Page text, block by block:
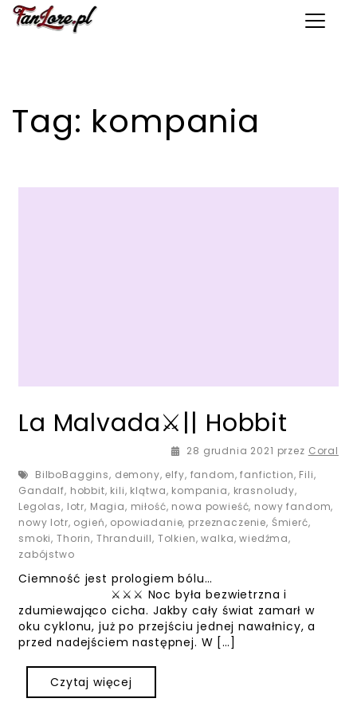
Toggle
Tag: kompania
La Malvada⚔️|| Hobbit
28 grudnia 2021 przez Coral
BilboBaggins, demony, elfy, fandom,fanfiction, Fili,
Gandalf, hobbit, kili, klątwa, kompania, krasnoludy,
Legolas, lotr, Magia, miłość, nowa powieść, nowy fandom,
nowy lotr, ogień, opowiadanie, przeznaczenie, Śmierć,
smoki, Thorin, Thranduill, Tolkien,walka,wiedźma,
zabójstwo
Ciemność jest prologiem bólu…
⚔️⚔️⚔️ Noc była bezwietrzna i
zdumiewająco cicha. Jakby cały świat zamarł w
oku cyklonu, już po przejściu jednej nawałnicy, a
przed nadejściem następnej. W […]
Czytaj więcej